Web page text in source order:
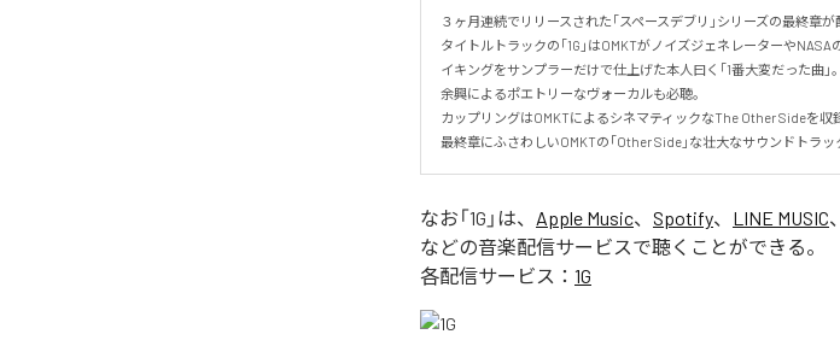
３ヶ月連続でリリースされた｢スペースデブリ｣シリーズの最終章が
タイトルトラックの｢1G｣はOMKTがノイズジェネレーターや
イキングをサンプラーだけで仕上げた本人曰く｢1番大変だった曲｣。
余興によるポエトリーなヴォーカルも必聴｡
カップリングはOMKTによるシネマティックなThe Other Sideを収
最終章にふさわしいOMKTの｢Other Side｣な壮大なサウンドトラッ
なお「1G 」は、 Apple Music、 Spotify、 LINE MUSIC、
などの音楽配信サービスで聴くことができる。
各配信サービス： 1G